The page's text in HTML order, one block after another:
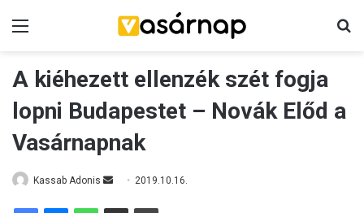
A kiéhezett ellenzék szét fogja
lopni Budapestet – Novák Előd a
Vasárnapnak
Kassab Adonis 2019.10.16.